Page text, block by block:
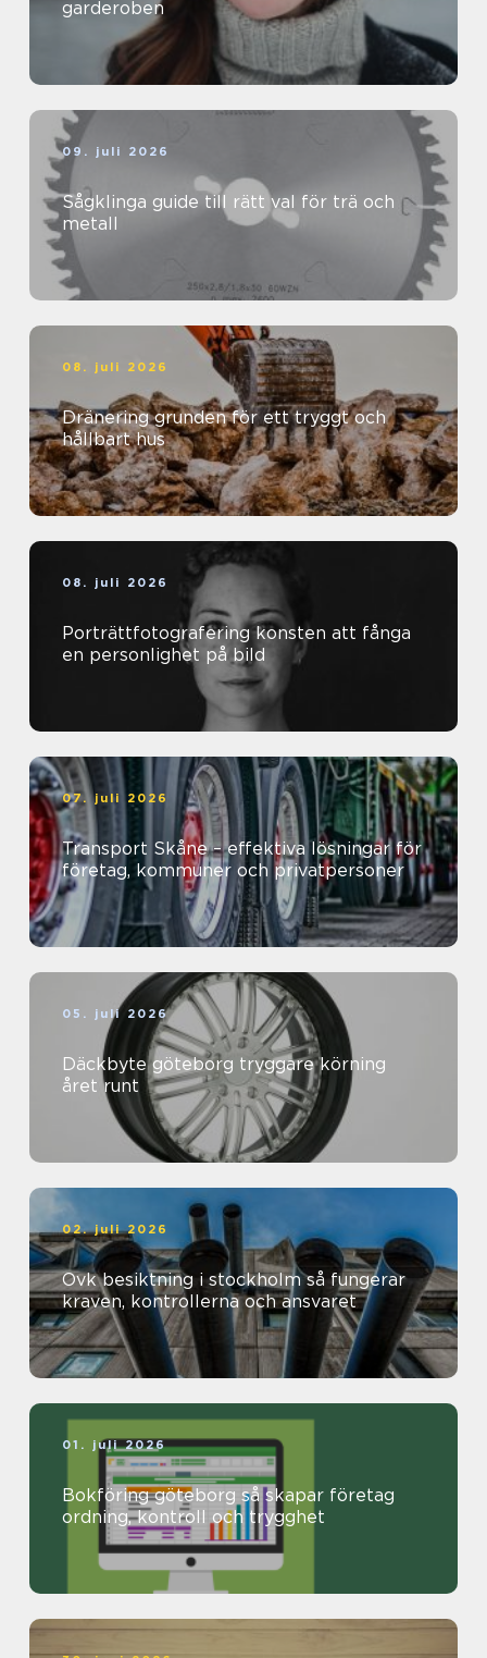
garderoben
09. juli 2026
Sågklinga guide till rätt val för trä och
metall
08. juli 2026
Dränering grunden för ett tryggt och
hållbart hus
08. juli 2026
Porträttfotografering konsten att fånga
en personlighet på bild
07. juli 2026
Transport Skåne – effektiva lösningar för
företag, kommuner och privatpersoner
05. juli 2026
Däckbyte göteborg tryggare körning
året runt
02. juli 2026
Ovk besiktning i stockholm så fungerar
kraven, kontrollerna och ansvaret
01. juli 2026
Bokföring göteborg så skapar företag
ordning, kontroll och trygghet